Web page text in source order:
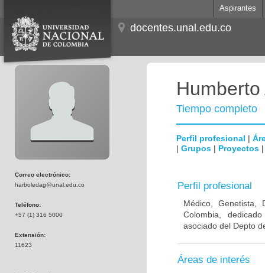
Aspirantes
docentes.unal.edu.co
Correo electrónico:
harboledag@unal.edu.co
Teléfono:
+57 (1) 316 5000
Extensión:
11623
Tiempo completo
Perfil profesional |
| Grupos | Proyectos
Perfil profesional
Médico, Genetista,
Colombia,
asociado del Depto
Áreas de interés